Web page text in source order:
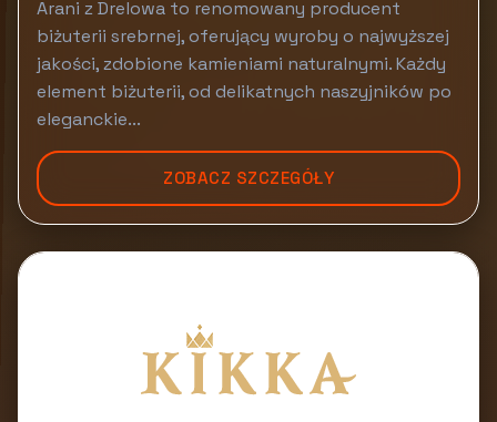
Arani z Drelowa to renomowany producent
biżuterii srebrnej, oferujący wyroby o najwyższej
jakości, zdobione kamieniami naturalnymi. Każdy
element biżuterii, od delikatnych naszyjników po
eleganckie...
ZOBACZ SZCZEGÓŁY